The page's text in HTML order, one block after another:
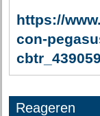
https://
con-
Reageren